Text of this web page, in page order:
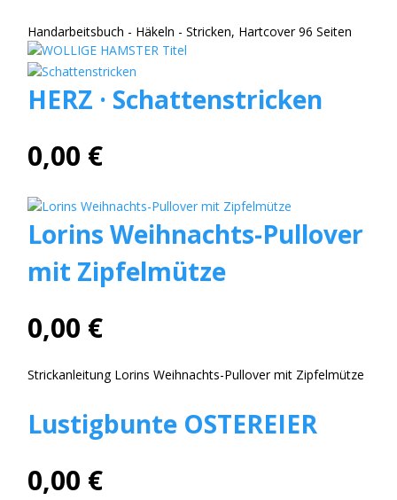
Handarbeitsbuch - Häkeln - Stricken, Hartcover 96 Seiten
HERZ · Schattenstricken
0,00 €
Lorins Weihnachts-Pullover
mit Zipfelmütze
0,00 €
Strickanleitung Lorins Weihnachts-Pullover mit Zipfelmütze
Lustigbunte OSTEREIER
0,00 €